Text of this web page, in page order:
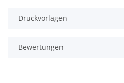
Druckvorlagen
Bewertungen